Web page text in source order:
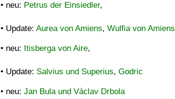
• neu: Petrus der Einsiedler,
• Update: Aurea von Amiens, Wulfia von Amiens
• neu: Itisberga von Aire,
• Update: Salvius und Superius, Godric
• neu: Jan Bula und Václav Drbola